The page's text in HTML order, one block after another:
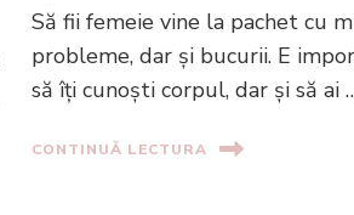
Să fii femeie vine la pachet cu
probleme, dar și bucurii. E
să îți cunoști corpul, dar și să ai
CONTINUĂ LECTURA